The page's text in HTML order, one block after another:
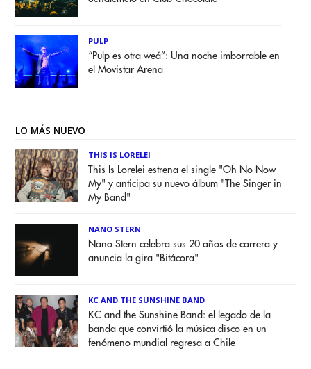
PULP
“Pulp es otra weá”: Una noche imborrable en
el Movistar Arena
LO MÁS NUEVO
THIS IS LORELEI
This Is Lorelei estrena el single "Oh No Now
My" y anticipa su nuevo álbum "The Singer in
My Band"
NANO STERN
Nano Stern celebra sus 20 años de carrera y
anuncia la gira "Bitácora"
KC AND THE SUNSHINE BAND
KC and the Sunshine Band: el legado de la
banda que convirtió la música disco en un
fenómeno mundial regresa a Chile